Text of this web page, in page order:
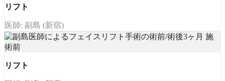
リフト
医師: 副島 (新宿)
リフト